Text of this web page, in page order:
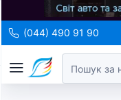
(044) 490 91 90